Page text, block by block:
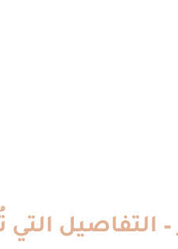
التفاصيل التي